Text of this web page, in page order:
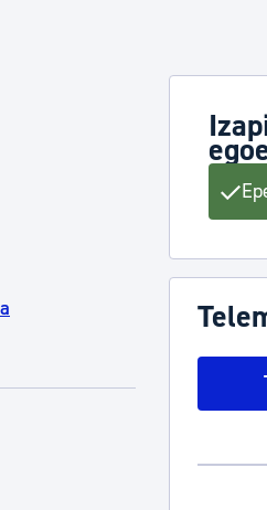
Eskubideak eta bizikidetza